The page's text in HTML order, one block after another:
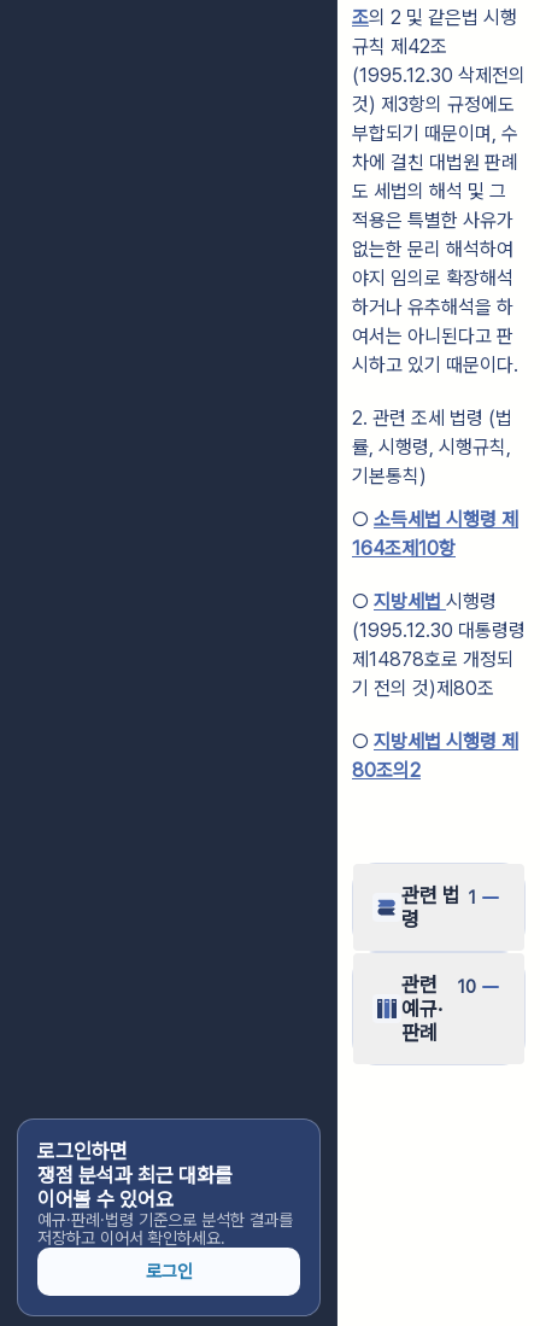
로그인하면
쟁점 분석과 최근 대화를
이어볼 수 있어요
예규·판례·법령 기준으로 분석한 결과를
저장하고 이어서 확인하세요.
로그인
조의 2 및 같은법 시행
규칙 제42조
(1995.12.30 삭제전의
것) 제3항의 규정에도
부합되기 때문이며, 수
차에 걸친 대법원 판례
도 세법의 해석 및 그
적용은 특별한 사유가
없는한 문리 해석하여
야지 임의로 확장해석
하거나 유추해석을 하
여서는 아니된다고 판
시하고 있기 때문이다.
2. 관련 조세 법령 (법
률, 시행령, 시행규칙,
기본통칙)
○ 소득세법 시행령 제
164조제10항
○ 지방세법 시행령
(1995.12.30 대통령령
제14878호로 개정되
기 전의 것)제80조
○ 지방세법 시행령 제
80조의2
관련 법
령
1
관련
예규·
판례
10